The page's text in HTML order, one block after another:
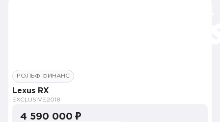
РОЛЬФ ФИНАНС
Lexus RX
EXCLUSIVE2018
4 590 000 ₽